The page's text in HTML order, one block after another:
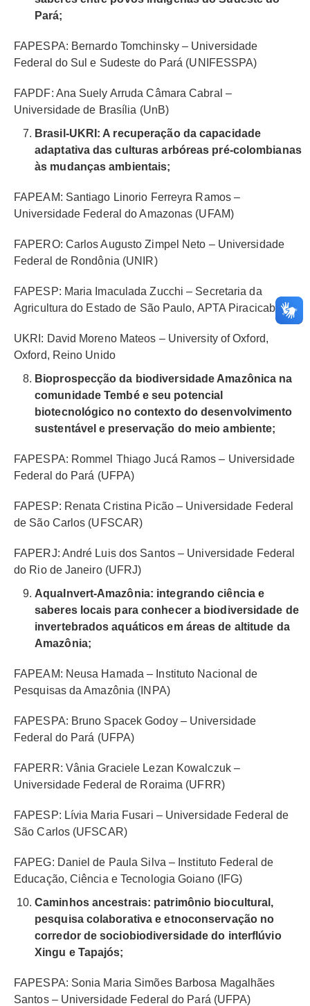
Pará;
FAPESPA: Bernardo Tomchinsky – Universidade
Federal do Sul e Sudeste do Pará (UNIFESSPA)
FAPDF: Ana Suely Arruda Câmara Cabral –
Universidade de Brasília (UnB)
Brasil-UKRI: A recuperação da capacidade
adaptativa das culturas arbóreas pré-colombianas
às mudanças ambientais;
FAPEAM: Santiago Linorio Ferreyra Ramos –
Universidade Federal do Amazonas (UFAM)
FAPERO: Carlos Augusto Zimpel Neto – Universidade
Federal de Rondônia (UNIR)
FAPESP: Maria Imaculada Zucchi – Secretaria da
Agricultura do Estado de São Paulo, APTA Piracicaba
UKRI: David Moreno Mateos – University of Oxford,
Oxford, Reino Unido
Bioprospecção da biodiversidade Amazônica na
comunidade Tembé e seu potencial
biotecnológico no contexto do desenvolvimento
sustentável e preservação do meio ambiente;
FAPESPA: Rommel Thiago Jucá Ramos – Universidade
Federal do Pará (UFPA)
FAPESP: Renata Cristina Picão – Universidade Federal
de São Carlos (UFSCAR)
FAPERJ: André Luis dos Santos – Universidade Federal
do Rio de Janeiro (UFRJ)
AquaInvert-Amazônia: integrando ciência e
saberes locais para conhecer a biodiversidade de
invertebrados aquáticos em áreas de altitude da
Amazônia;
FAPEAM: Neusa Hamada – Instituto Nacional de
Pesquisas da Amazônia (INPA)
FAPESPA: Bruno Spacek Godoy – Universidade
Federal do Pará (UFPA)
FAPERR: Vânia Graciele Lezan Kowalczuk –
Universidade Federal de Roraima (UFRR)
FAPESP: Lívia Maria Fusari – Universidade Federal de
São Carlos (UFSCAR)
FAPEG: Daniel de Paula Silva – Instituto Federal de
Educação, Ciência e Tecnologia Goiano (IFG)
Caminhos ancestrais: patrimônio biocultural,
pesquisa colaborativa e etnoconservação no
corredor de sociobiodiversidade do interflúvio
Xingu e Tapajós;
FAPESPA: Sonia Maria Simões Barbosa Magalhães
Santos – Universidade Federal do Pará (UFPA)